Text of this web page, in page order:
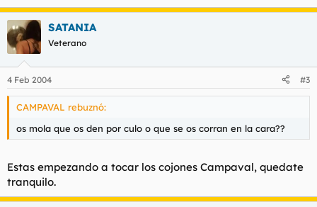
SATANIA
Veterano
4 Feb 2004 #3
CAMPAVAL rebuznó:
os mola que os den por culo o que se os corran en la cara??
Estas empezando a tocar los cojones Campaval, quedate
tranquilo.